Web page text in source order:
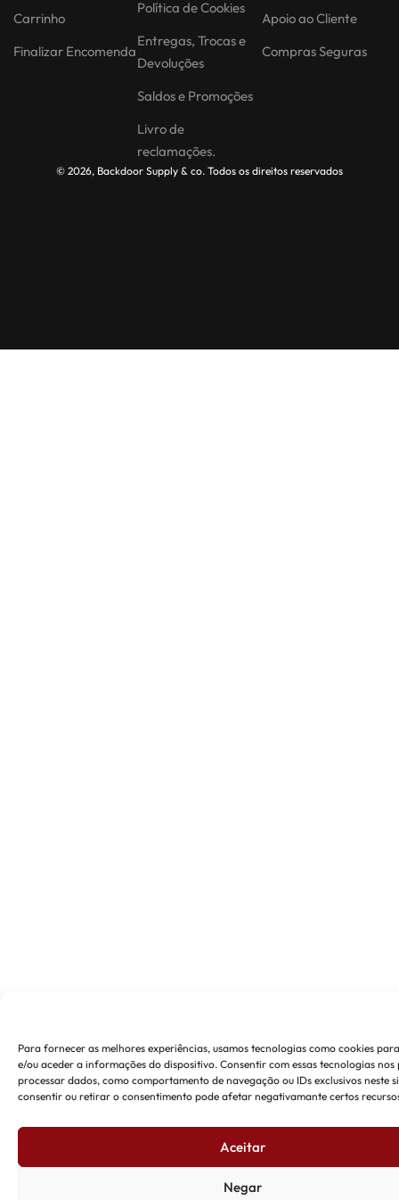
Para fornecer as melhores experiências, usamos tecnologias como cookies
e/ou aceder a informações do dispositivo. Consentir com essas tecnologias
processar dados, como comportamento de navegação ou IDs exclusivos neste
consentir ou retirar o consentimento pode afetar negativamante certos
Aceitar
Negar
Carrinho
Finalizar Encomenda
Política de Cookies
Entregas, Trocas e
Devoluções
Saldos e Promoções
Livro de
reclamações.
Apoio ao Cliente
Compras Seguras
© 2026, Backdoor Supply & co. Todos os direitos reservados